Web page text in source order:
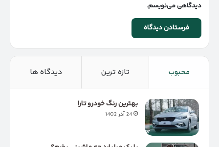
دیدگاهی می‌نویسم.
محبوب تازه ترین دیدگاه ها
بهترین رنگ خودرو تارا
24 آذر 1402